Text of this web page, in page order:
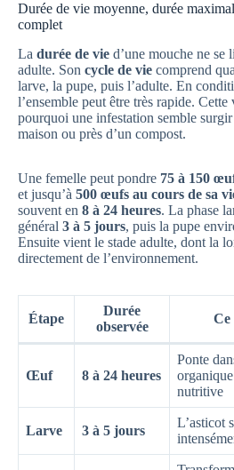
Durée de vie moyenne, durée
complet
La durée de vie d’une mouche ne se
adulte. Son cycle de vie comprend
larve, la pupe, puis l’adulte. En
l’ensemble peut être très rapide.
pourquoi une infestation semble
maison ou près d’un compost.
Une femelle peut pondre 75 à 150
et jusqu’à 500 œufs au cours de sa
souvent en 8 à 24 heures. La phase
général 3 à 5 jours, puis la pupe
Ensuite vient le stade adulte, dont la
directement de l’environnement.
Étape
Durée
observée
Ce
Œuf 8 à 24 heures
Ponte
nutritive
Larve 3 à 5 jours
L’asticot